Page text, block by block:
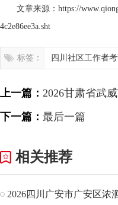
文章来源：https://
4c2e86ee3a.sht
标签： 四川社区工作者
上一篇： 2026甘肃省武
人公告
下一篇： 最后一篇
相关推荐